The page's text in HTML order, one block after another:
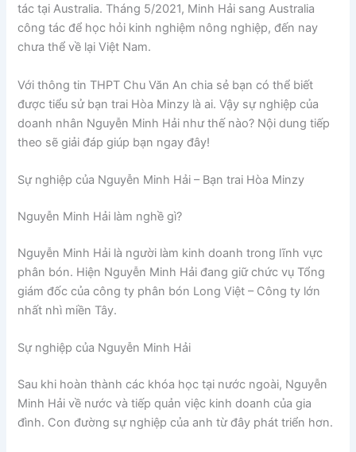
tác tại Australia. Tháng 5/2021, Minh Hải sang Australia
công tác để học hỏi kinh nghiệm nông nghiệp, đến nay
chưa thể về lại Việt Nam.
Với thông tin THPT Chu Văn An chia sẻ bạn có thể biết
được tiểu sử bạn trai Hòa Minzy là ai. Vậy sự nghiệp của
doanh nhân Nguyễn Minh Hải như thế nào? Nội dung tiếp
theo sẽ giải đáp giúp bạn ngay đây!
Sự nghiệp của Nguyễn Minh Hải – Bạn trai Hòa Minzy
Nguyễn Minh Hải làm nghề gì?
Nguyễn Minh Hải là người làm kinh doanh trong lĩnh vực
phân bón. Hiện Nguyễn Minh Hải đang giữ chức vụ Tổng
giám đốc của công ty phân bón Long Việt – Công ty lớn
nhất nhì miền Tây.
Sự nghiệp của Nguyễn Minh Hải
Sau khi hoàn thành các khóa học tại nước ngoài, Nguyễn
Minh Hải về nước và tiếp quản việc kinh doanh của gia
đình. Con đường sự nghiệp của anh từ đây phát triển hơn.